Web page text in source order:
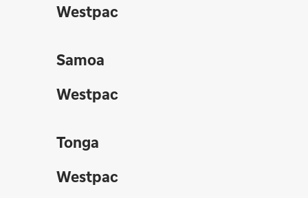
Westpac
Samoa
Westpac
Tonga
Westpac